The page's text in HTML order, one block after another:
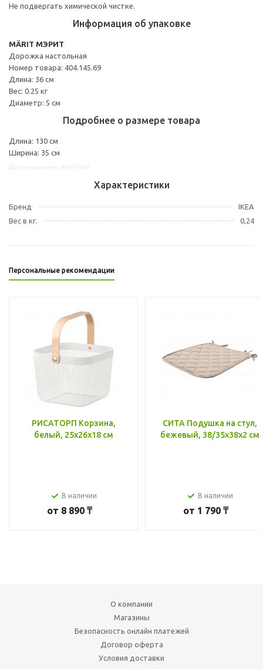
Не подвергать химической чистке.
Информация об упаковке
MÄRIT МЭРИТ
Дорожка настольная
Номер товара: 404.145.69
Длина: 36 см
Вес: 0.25 кг
Диаметр: 5 см
Подробнее о размере товара
Длина: 130 см
Ширина: 35 см
Характеристики
Бренд
IKEA
Вес в кг.
0,24
Персональные рекомендации
РИСАТОРП Корзина,
белый, 25x26x18 см
В наличии
от 8 890 ₸
СИТА Подушка на стул,
бежевый, 38/35x38x2 см
В наличии
от 1 790 ₸
О компании
Магазины
Безопасность онлайн платежей
Договор оферта
Условия доставки